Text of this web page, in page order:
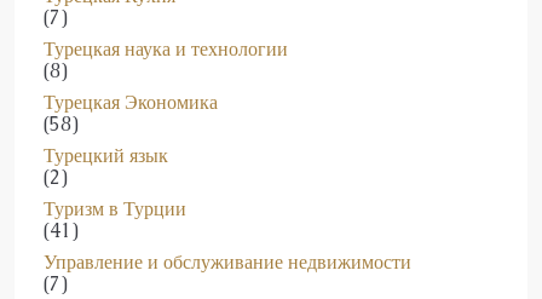
(7)
Турецкая наука и технологии
(8)
Турецкая Экономика
(58)
Турецкий язык
(2)
Туризм в Турции
(41)
Управление и обслуживание недвижимости
(7)